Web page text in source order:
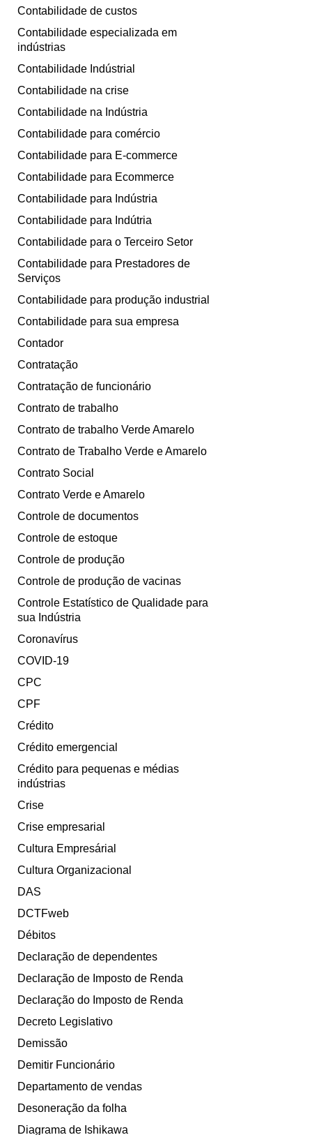
Contabilidade de custos
Contabilidade especializada em
indústrias
Contabilidade Indústrial
Contabilidade na crise
Contabilidade na Indústria
Contabilidade para comércio
Contabilidade para E-commerce
Contabilidade para Ecommerce
Contabilidade para Indústria
Contabilidade para Indútria
Contabilidade para o Terceiro Setor
Contabilidade para Prestadores de
Serviços
Contabilidade para produção industrial
Contabilidade para sua empresa
Contador
Contratação
Contratação de funcionário
Contrato de trabalho
Contrato de trabalho Verde Amarelo
Contrato de Trabalho Verde e Amarelo
Contrato Social
Contrato Verde e Amarelo
Controle de documentos
Controle de estoque
Controle de produção
Controle de produção de vacinas
Controle Estatístico de Qualidade para
sua Indústria
Coronavírus
COVID-19
CPC
CPF
Crédito
Crédito emergencial
Crédito para pequenas e médias
indústrias
Crise
Crise empresarial
Cultura Empresárial
Cultura Organizacional
DAS
DCTFweb
Débitos
Declaração de dependentes
Declaração de Imposto de Renda
Declaração do Imposto de Renda
Decreto Legislativo
Demissão
Demitir Funcionário
Departamento de vendas
Desoneração da folha
Diagrama de Ishikawa